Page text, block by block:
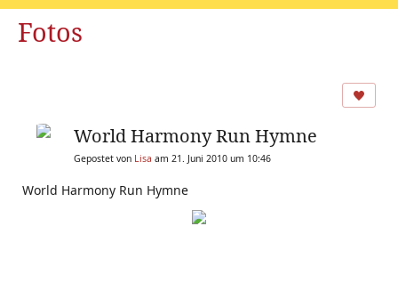
Fotos
World Harmony Run Hymne
Gepostet von Lisa am 21. Juni 2010 um 10:46
World Harmony Run Hymne